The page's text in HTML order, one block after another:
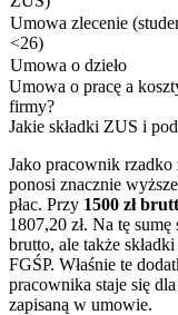
Umowa zlecenie
<26)
Umowa o dzieło
Umowa o pracę a
firmy?
Jakie składki ZUS i
Jako pracownik rzadko
ponosi znacznie
płac. Przy 1500 zł
1807,20 zł. Na tę
brutto, ale także
FGŚP. Właśnie te
pracownika staje się
zapisaną w umowie.